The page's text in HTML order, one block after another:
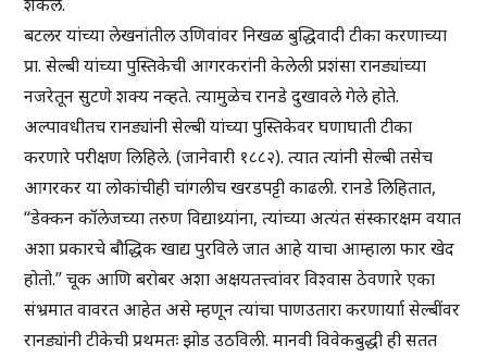
बटलर यांच्या लेखनांतील उणिवांवर निखळ बुद्धिवादी टीका करणाच्या
प्रा. सेल्बी यांच्या पुस्तिकेची आगरकरांनी केलेली प्रशंसा रानड्यांच्या
नजरेतून सुटणे शक्य नव्हते. त्यामुळेच रानडे दुखावले गेले होते.
अल्पावधीतच रानड्यांनी सेल्बी यांच्या पुस्तिकेवर घणाघाती टीका
करणारे परीक्षण लिहिले. (जानेवारी १८८२). त्यात त्यांनी सेल्बी तसेच
आगरकर या लोकांचीही चांगलीच खरडपट्टी काढली. रानडे लिहितात,
“डेक्कन कॉलेजच्या तरुण विद्याथ्र्यांना, त्यांच्या अत्यंत संस्कारक्षम वयात
अशा प्रकारचे बौद्धिक खाद्य पुरविले जात आहे याचा आम्हाला फार खेद
होतो.” चूक आणि बरोबर अशा अक्षयतत्त्वांवर विश्वास ठेवणारे एका
संभ्रमात वावरत आहेत असे म्हणून त्यांचा पाणउतारा करणार्याा सेल्बींवर
रानड्यांनी टीकेची प्रथमतः झोड उठविली. मानवी विवेकबुद्धी ही सतत